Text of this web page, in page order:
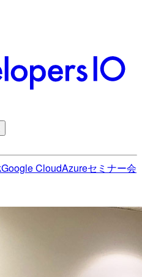
Google CloudAzureセミナー会